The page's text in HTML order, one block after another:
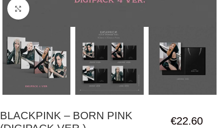
Click to enlarge
BLACKPINK – BORN PINK
€22.60